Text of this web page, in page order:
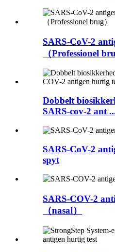
SARS-CoV-2
（Professionel
Dobbelt
SARS-cov-2 ant
SARS-CoV-2
spyt
SARS-COV-2
（nasal）